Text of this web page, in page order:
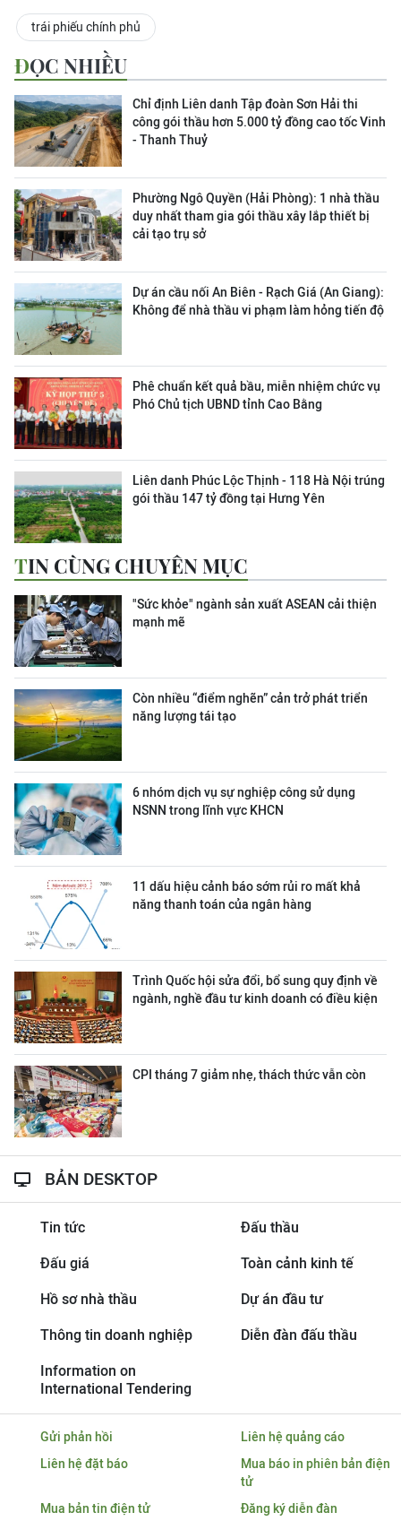
trái phiếu chính phủ
ĐỌC NHIỀU
Chỉ định Liên danh Tập đoàn Sơn Hải thi
công gói thầu hơn 5.000 tỷ đồng cao tốc Vinh
- Thanh Thuỷ
Phường Ngô Quyền (Hải Phòng): 1 nhà thầu
duy nhất tham gia gói thầu xây lắp thiết bị
cải tạo trụ sở
Dự án cầu nối An Biên - Rạch Giá (An Giang):
Không để nhà thầu vi phạm làm hỏng tiến độ
Phê chuẩn kết quả bầu, miễn nhiệm chức vụ
Phó Chủ tịch UBND tỉnh Cao Bằng
Liên danh Phúc Lộc Thịnh - 118 Hà Nội trúng
gói thầu 147 tỷ đồng tại Hưng Yên
TIN CÙNG CHUYÊN MỤC
"Sức khỏe" ngành sản xuất ASEAN cải thiện
mạnh mẽ
Còn nhiều “điểm nghẽn” cản trở phát triển
năng lượng tái tạo
6 nhóm dịch vụ sự nghiệp công sử dụng
NSNN trong lĩnh vực KHCN
11 dấu hiệu cảnh báo sớm rủi ro mất khả
năng thanh toán của ngân hàng
Trình Quốc hội sửa đổi, bổ sung quy định về
ngành, nghề đầu tư kinh doanh có điều kiện
CPI tháng 7 giảm nhẹ, thách thức vẫn còn
BẢN DESKTOP
Tin tức Đấu thầu
Đấu giá Toàn cảnh kinh tế
Hồ sơ nhà thầu Dự án đầu tư
Thông tin doanh nghiệp Diễn đàn đấu thầu
Information on
International Tendering
Gửi phản hồi
Liên hệ quảng cáo
Liên hệ đặt báo
Mua báo in phiên bản điện
tử
Mua bản tin điện tử
Đăng ký diễn đàn